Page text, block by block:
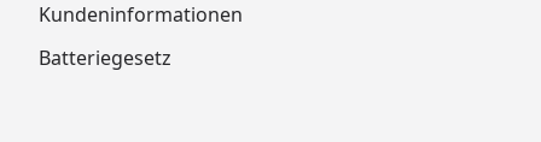
Kundeninformationen
Batteriegesetz